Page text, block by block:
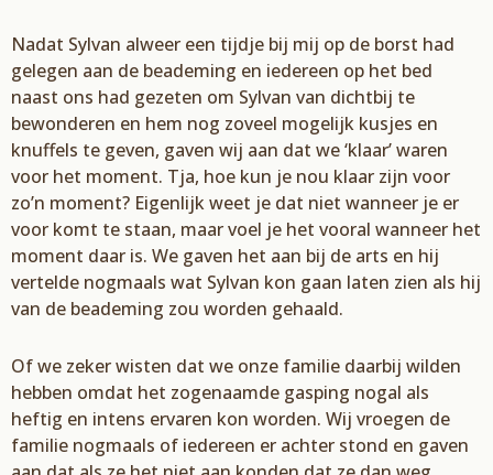
Nadat Sylvan alweer een tijdje bij mij op de borst had
gelegen aan de beademing en iedereen op het bed
naast ons had gezeten om Sylvan van dichtbij te
bewonderen en hem nog zoveel mogelijk kusjes en
knuffels te geven, gaven wij aan dat we ‘klaar’ waren
voor het moment. Tja, hoe kun je nou klaar zijn voor
zo’n moment? Eigenlijk weet je dat niet wanneer je er
voor komt te staan, maar voel je het vooral wanneer het
moment daar is. We gaven het aan bij de arts en hij
vertelde nogmaals wat Sylvan kon gaan laten zien als hij
van de beademing zou worden gehaald.
Of we zekerwisten dat we onze familie daarbij wilden
hebben omdat het zogenaamde gasping nogal als
heftig en intens ervaren kon worden. Wij vroegen de
familie nogmaals of iedereen er achter stond en gaven